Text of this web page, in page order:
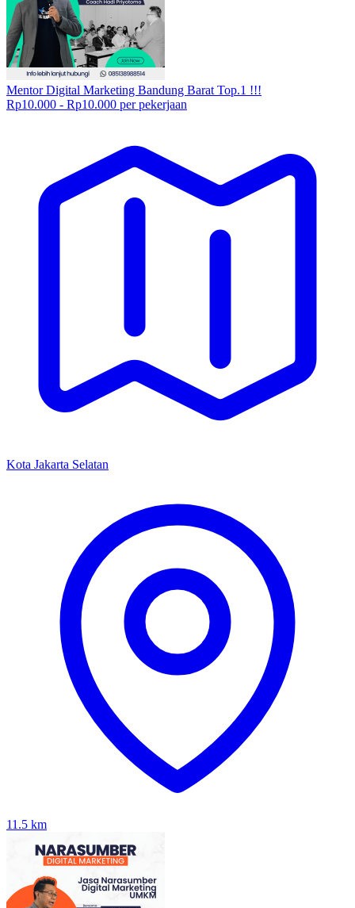
Mentor Digital Marketing Bandung Barat Top.1 !!!
Rp10.000 - Rp10.000 per pekerjaan
Kota Jakarta Selatan
11.5 km